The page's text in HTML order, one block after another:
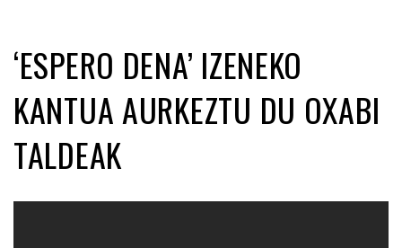
‘ESPERO DENA’ IZENEKO
KANTUA AURKEZTU DU OXABI
TALDEAK